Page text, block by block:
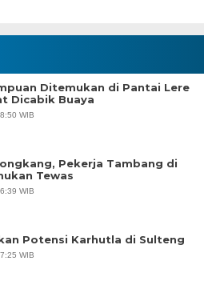
Ditemukan di Pantai Lere
Dicabik Buaya
WIB
Pekerja Tambang di
Tewas
WIB
Potensi Karhutla di Sulteng
WIB